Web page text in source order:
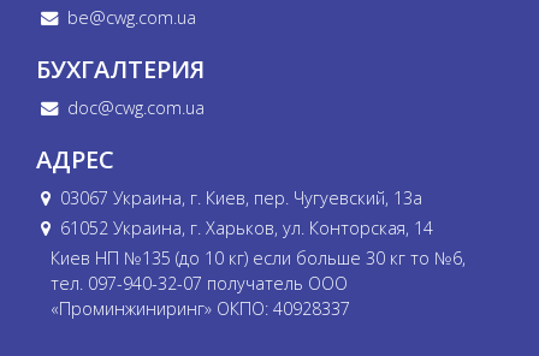
be@cwg.com.ua
БУХГАЛТЕРИЯ
doc@cwg.com.ua
АДРЕС
03067 Украина, г. Киев, пер. Чугуевский, 13а
61052 Украина, г. Харьков, ул. Конторская, 14
Киев НП №135 (до 10 кг) если больше 30 кг то №6,
тел. 097-940-32-07 получатель ООО
«Проминжиниринг» ОКПО: 40928337